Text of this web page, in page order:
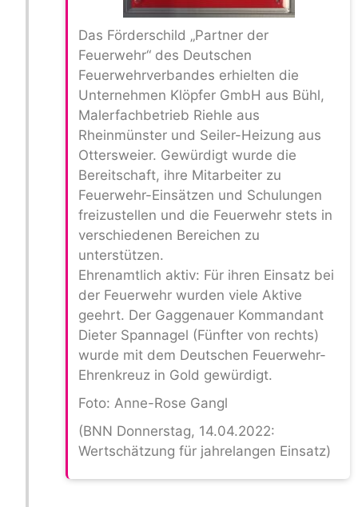
Das Förderschild „Partner der
Feuerwehr“ des Deutschen
Feuerwehrverbandes erhielten die
Unternehmen Klöpfer GmbH aus Bühl,
Malerfachbetrieb Riehle aus
Rheinmünster und Seiler-Heizung aus
Ottersweier. Gewürdigt wurde die
Bereitschaft, ihre Mitarbeiter zu
Feuerwehr-Einsätzen und Schulungen
freizustellen und die Feuerwehr stets in
verschiedenen Bereichen zu
unterstützen.
Ehrenamtlich aktiv: Für ihren Einsatz bei
der Feuerwehr wurden viele Aktive
geehrt. Der Gaggenauer Kommandant
Dieter Spannagel (Fünfter von rechts)
wurde mit dem Deutschen Feuerwehr-
Ehrenkreuz in Gold gewürdigt.
Foto: Anne-Rose Gangl
(BNN Donnerstag, 14.04.2022:
Wertschätzung für jahrelangen Einsatz)